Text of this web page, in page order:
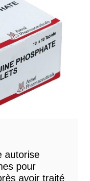
autorise
pour
avoir traité